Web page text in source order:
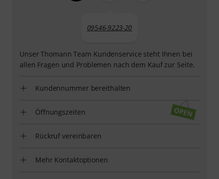
09546-9223-20
Unser Thomann Team Kundenservice steht Ihnen bei
allen Fragen und Problemen nach dem Kauf zur Seite.
Kundennummer bereithalten
Öffnungszeiten
Rückruf vereinbaren
Mehr Kontaktoptionen